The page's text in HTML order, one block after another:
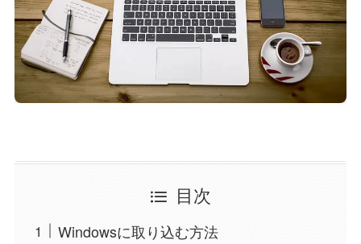
目次
Windowsに取り込む方法